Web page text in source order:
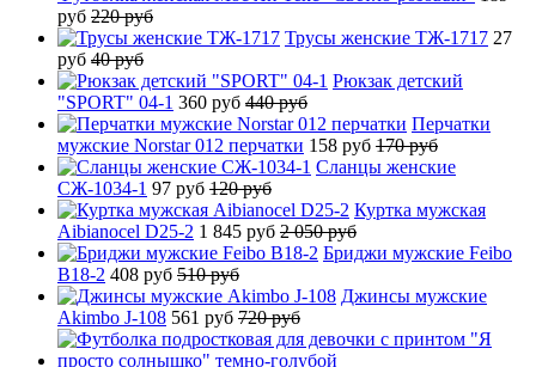
руб 220 руб
Трусы женские ТЖ-1717 27
руб 40 руб
Рюкзак детский
"SPORT" 04-1 360 руб 440 руб
Перчатки
мужские Norstar 012 перчатки 158 руб 170 руб
Сланцы женские
СЖ-1034-1 97 руб 120 руб
Куртка мужская
Aibianocel D25-2 1 845 руб 2 050 руб
Бриджи мужские Feibo
B18-2 408 руб 510 руб
Джинсы мужские
Akimbo J-108 561 руб 720 руб